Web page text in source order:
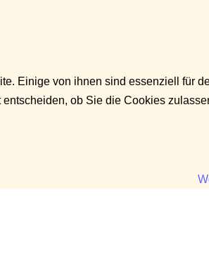
Einige von ihnen sind essenziell für
ob Sie die Cookies